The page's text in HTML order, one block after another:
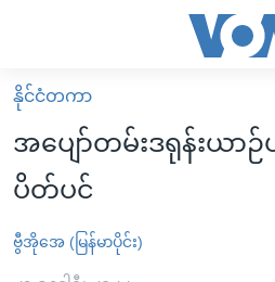
လွယ်ကူ
စေ
သည့်
များ
မူလစာမျက်နှာ
မြန်မာ
ကမ္ဘာ့သတင်းများ
နိုင်ငံတကာ
အမေရိကန်
ဗွီဒီယို
သတင်းလွတ်လပ်ခွင့်
နိုင်ငံတကာ
အပျော်တမ်းဒရုန်းယာဉ်
ပိတ်ပင်
ဗွီအိုအေ (မြန်မာပိုင်း)